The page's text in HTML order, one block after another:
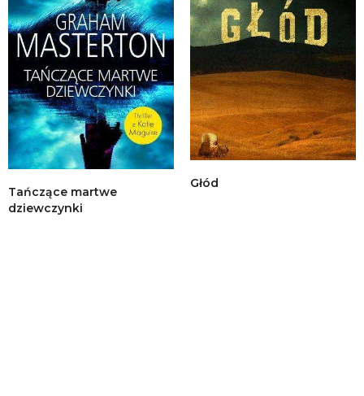
Tańczące martwe
dziewczynki
Głód